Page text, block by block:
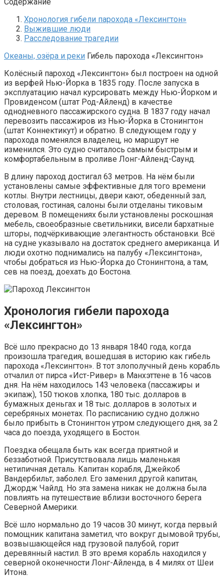
Хронология гибели парохода «Лексингтон»
Выжившие люди
Расследование трагедии
Океаны, озёра и реки Гибель парохода «Лексингтон»
Колёсный пароход «Лексингтон» был построен на одной
из верфей Нью-Йорка в 1835 году. После запуска в
эксплуатацию начал курсировать между Нью-Йорком и
Провиденсом (штат Род-Айленд) в качестве
однодневного пассажирского судна. В 1837 году начал
перевозить пассажиров из Нью-Йорка в Стонингтон
(штат Коннектикут) и обратно. В следующем году у
парохода поменялся владелец, но маршрут не
изменился. Это судно считалось самым быстрым и
комфортабельным в проливе Лонг-Айленд-Саунд.
В длину пароход достигал 63 метров. На нём были
установлены самые эффективные для того времени
котлы. Внутри лестницы, двери кают, обеденный зал,
столовая, гостиная, салоны были отделаны тиковым
деревом. В помещениях были установлены роскошная
мебель, своеобразные светильники, висели бархатные
шторы, подчёркивающие элегантность обстановки. Всё
на судне указывало на достаток среднего американца. И
люди охотно поднимались на палубу «Лексингтона»,
чтобы добраться из Нью-Йорка до Стонингтона, а там,
сев на поезд, доехать до Бостона.
Хронология гибели парохода
«Лексингтон»
Всё шло прекрасно до 13 января 1840 года, когда
произошла трагедия, вошедшая в историю как гибель
парохода «Лексингтон». В тот злополучный день корабль
отчалил от пирса «Ист-Ривер» в Манхэттене в 16 часов
дня. На нём находилось 143 человека (пассажиры и
экипаж), 150 тюков хлопка, 180 тыс. долларов в
бумажных деньгах и 18 тыс. долларов в золотых и
серебряных монетах. По расписанию судно должно
было прибыть в Стонингтон утром следующего дня, за 2
часа до поезда, уходящего в Бостон.
Поездка обещала быть как всегда приятной и
беззаботной. Присутствовала лишь маленькая
нетипичная деталь. Капитан корабля, Джейкоб
Вандербильт, заболел. Его заменил другой капитан,
Джордж Чайлд. Но эта замена никак не должна была
повлиять на путешествие вблизи восточного берега
Северной Америки.
Всё шло нормально до 19 часов 30 минут, когда первый
помощник капитана заметил, что вокруг дымовой трубы,
возвышающейся над грузовой палубой, горит
деревянный настил. В это время корабль находился у
северной оконечности Лонг-Айленда, в 4 милях от Шеи
Итона.